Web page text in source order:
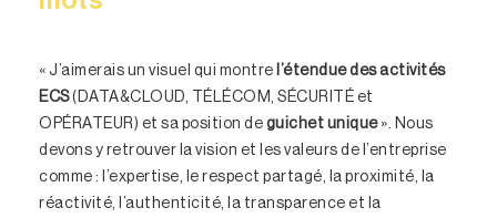
« J’aimerais un visuel qui montre l’étendue des activités
ECS(DATA&CLOUD, TÉLÉCOM, SÉCURITÉ et
OPÉRATEUR) et sa position de guichet unique». Nous
devons y retrouver la vision et les valeurs de l’entreprise
comme : l’expertise, le respect partagé, la proximité, la
réactivité, l’authenticité, la transparence et la